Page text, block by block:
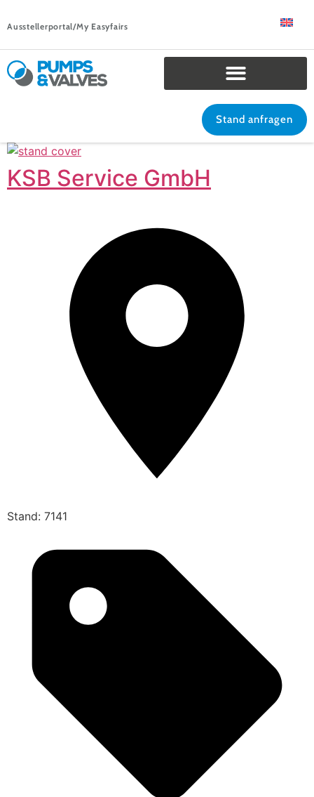
Ausstellerportal/My Easyfairs
Stand anfragen
KSB Service GmbH
Stand: 7141